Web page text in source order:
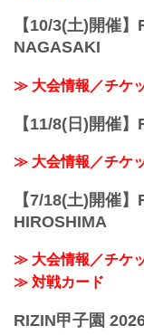
【10/3(土)開催
NAGASAKI
≫ 大会情報／チケ
【11/8(日)開催
≫ 大会情報／チケ
【7/18(土)開催
HIROSHIMA
≫ 大会情報／チケ
≫ 対戦カード
RIZIN甲子園